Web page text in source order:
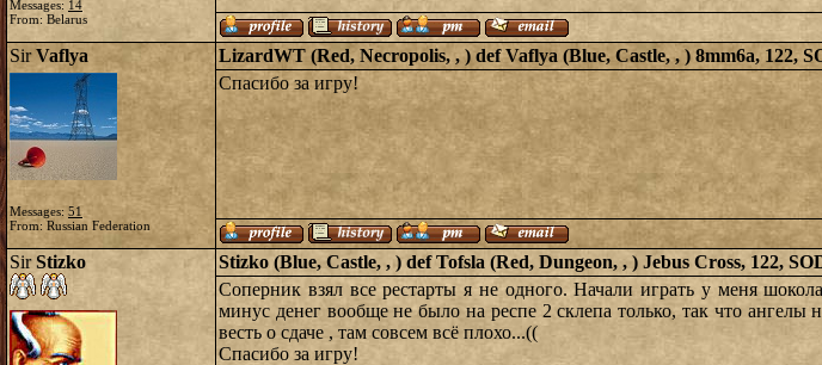
Messages: 14
From: Belarus
SirVaflya
Messages: 51
From: Russian Federation
LizardWT (Red, Necropolis, , ) def Vaflya (Blue, Castle, , ) 8mm6a, 122,
Спасибо за игру!
SirStizko Stizko (Blue, Castle, , ) def Tofsla (Red, Dungeon, , ) Jebus Cross, 122,
Соперник взял все рестарты я не одного. Начали играть у меня
минус денег вообще не было на респе 2 склепа только, так что
весть о сдаче , там совсем всё плохо...((
Спасибо за игру!